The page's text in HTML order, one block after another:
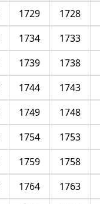
1728
1729
1733
1734
1738
1739
1743
1744
1748
1749
1753
1754
1758
1759
1763
1764